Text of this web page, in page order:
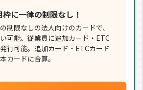
に一律の制限なし！
制限なしの法人向けのカードで、
可能、従業員に追加カード・ETC
行可能。追加カード・ETCカード
カードに合算。